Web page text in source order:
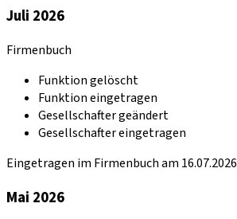
Juli 2026
Firmenbuch
Funktion gelöscht
Funktion eingetragen
Gesellschafter geändert
Gesellschafter eingetragen
Eingetragen im Firmenbuch am 16.07.2026
Mai 2026